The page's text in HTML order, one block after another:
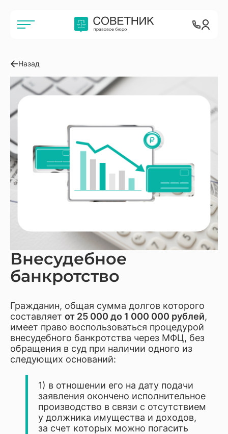
Назад
Внесудебное
банкротство
Гражданин, общая сумма долгов которого
составляет от 25 000 до 1 000 000 рублей,
имеет право воспользоваться процедурой
внесудебного банкротства через МФЦ, без
обращения в суд при наличии одного из
следующих оснований:
1) в отношении его на дату подачи
заявления окончено исполнительное
производство в связи с отсутствием
у должника имущества и доходов,
за счет которых можно погасить